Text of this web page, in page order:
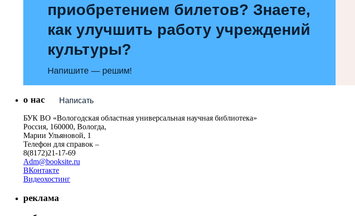
приобретением билетов? Знаете,
как улучшить работу учреждений
культуры?
Напишите — решим!
Написать
о нас
БУК ВО «Вологодская областная универсальная научная библиотека»
Россия, 160000, Вологда,
Марии Ульяновой, 1
Телефон для справок –
8(8172)21-17-69
Adm@booksite.ru
ВКонтакте
Видеохостинг
реклама